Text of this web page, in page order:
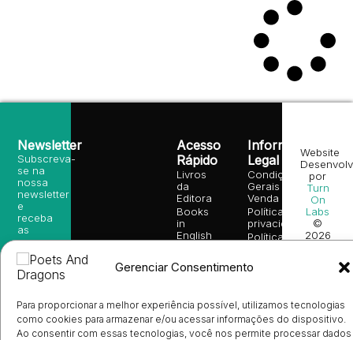
Gerenciar Consentimento
Para proporcionar a melhor experiência possível, utilizamos tecnologias
como cookies para armazenar e/ou acessar informações do dispositivo.
Ao consentir com essas tecnologias, você nos permite processar dados
info@poetsandragons.com
Infantil
Adulto
Bookshop
Acesso
Rápido
Livros
da
Editora
Books
in
English
Eventos
Prémio
Sobre
Nós
Contactos
Envio
Informação
Legal
Condições
Gerais de
Venda
Política de
privacidade
Política
(EU)
Eletrónico
Newsletter
Subscreva-
se na
nossa
newsletter
e
receba
as
nossas
sugestões
de
leitura,
sobre
lançamentos,
vantagens
exclusivas
Website
por
Turn
On
Labs
©
2026